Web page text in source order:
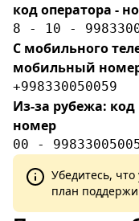
код оператора -
8 - 10 -
С мобильного
мобильный
+998330050059
Из-за рубежа: код
номер
00 -
Убедитесь,
план